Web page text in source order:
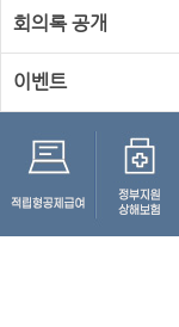
회의록 공개
이벤트